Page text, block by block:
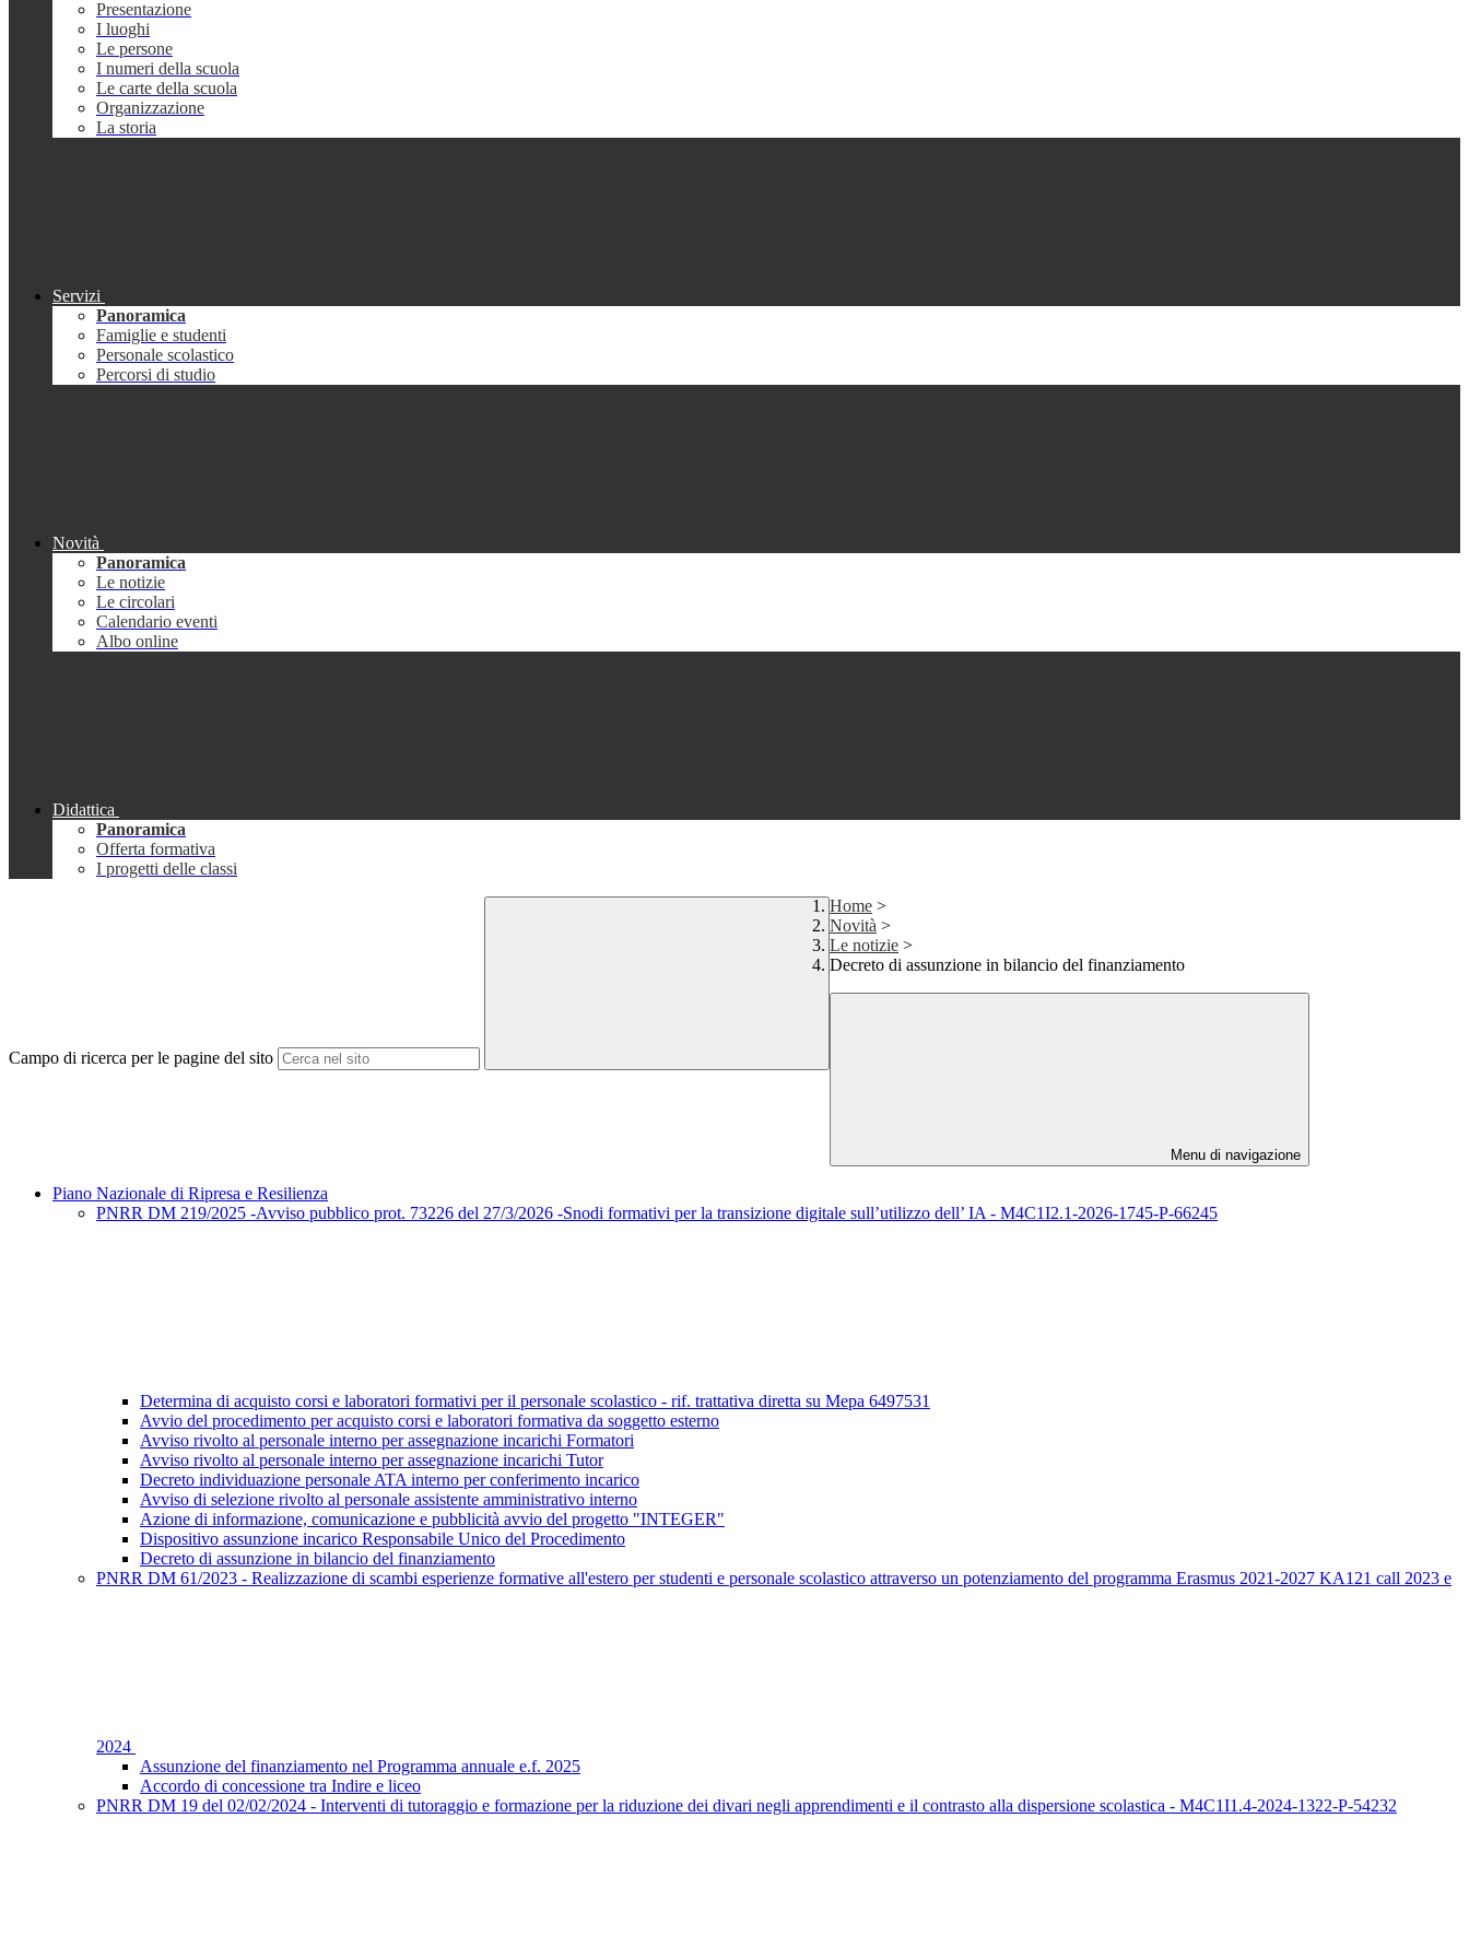
Presentazione
I luoghi
Le persone
I numeri della scuola
Le carte della scuola
Organizzazione
La storia
Servizi
Panoramica
Famiglie e studenti
Personale scolastico
Percorsi di studio
Novità
Panoramica
Le notizie
Le circolari
Calendario eventi
Albo online
Didattica
Panoramica
Offerta formativa
I progetti delle classi
Campo di ricerca per le pagine del sito
Home >
Novità >
Le notizie >
Decreto di assunzione in bilancio del finanziamento
Menu di navigazione
Piano Nazionale di Ripresa e Resilienza
PNRR DM 219/2025 -Avviso pubblico prot. 73226 del 27/3/2026 -Snodi formativi per la transizione digitale sull’utilizzo dell’ IA - M4C1I2.1-2026-1745-P-66245
Determina di acquisto corsi e laboratori formativi per il personale scolastico - rif. trattativa diretta su Mepa 6497531
Avvio del procedimento per acquisto corsi e laboratori formativa da soggetto esterno
Avviso rivolto al personale interno per assegnazione incarichi Formatori
Avviso rivolto al personale interno per assegnazione incarichi Tutor
Decreto individuazione personale ATA interno per conferimento incarico
Avviso di selezione rivolto al personale assistente amministrativo interno
Azione di informazione, comunicazione e pubblicità avvio del progetto "INTEGER"
Dispositivo assunzione incarico Responsabile Unico del Procedimento
Decreto di assunzione in bilancio del finanziamento
PNRR DM 61/2023 - Realizzazione di scambi esperienze formative all'estero per studenti e personale scolastico attraverso un potenziamento del programma Erasmus 2021-2027 KA121 call 2023 e
2024
Assunzione del finanziamento nel Programma annuale e.f. 2025
Accordo di concessione tra Indire e liceo
PNRR DM 19 del 02/02/2024 - Interventi di tutoraggio e formazione per la riduzione dei divari negli apprendimenti e il contrasto alla dispersione scolastica - M4C1I1.4-2024-1322-P-54232